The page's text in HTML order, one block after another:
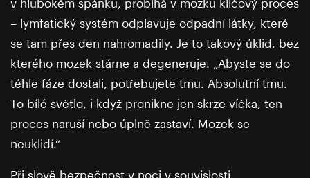
v hlubokém spánku, probíhá v mozku klíčový proces
– lymfatický systém odplavuje odpadní látky, které
se tam přes den nahromadily. Je to takový úklid, bez
kterého mozek stárne a degeneruje. „Abyste se do
téhle fáze dostali, potřebujete tmu. Absolutní tmu.
To bílé světlo, i když pronikne jen skrze víčka, ten
proces naruší nebo úplně zastaví. Mozek se
neuklidí.“
Při slově bezpečnost v noci v souvislosti